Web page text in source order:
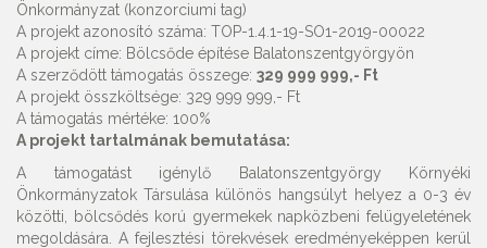
Önkormányzat (konzorciumi tag)
A projekt azonosító száma: TOP-1.4.1-19-SO1-2019-00022
A projekt címe: Bölcsőde építése Balatonszentgyörgyön
A szerződött támogatás összege: 329 999 999,- Ft
A projekt összköltsége: 329 999 999,- Ft
A támogatás mértéke: 100%
A projekt tartalmának bemutatása:
A támogatást igénylő Balatonszentgyörgy Környéki
Önkormányzatok Társulása különös hangsúlyt helyez a 0-3 év
közötti, bölcsődés korú gyermekek napközbeni felügyeletének
megoldására. A fejlesztési törekvések eredményeképpen kerül